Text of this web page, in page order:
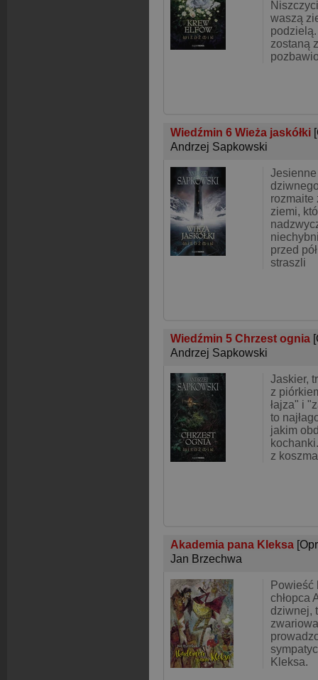
waszą
zostaną
Wiedźmin 6 Wieża jaskółki
Andrzej Sapkowski
rozmaite
ziemi,
przed
straszli
Wiedźmin 5 Chrzest ognia
Andrzej Sapkowski
Jaskier,
z
łajza" i
to
jakim
z
Akademia pana Kleksa
Jan Brzechwa
Powieść
chłopca
dziwnej,
Kleksa.